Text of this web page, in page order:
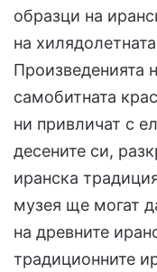
образци на
на
Произведенията
самобитната
ни привличат с
десените си,
иранска
музея ще могат
на древните
традиционните